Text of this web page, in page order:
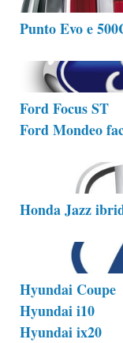
Punto Evo e
Ford Focus ST
Ford Mondeo
Honda Jazz
Hyundai Coupe
Hyundai i10
Hyundai ix20